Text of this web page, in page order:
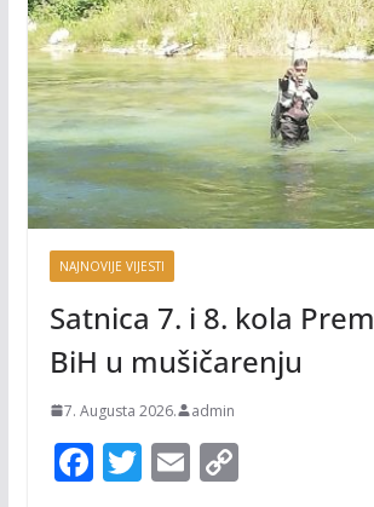
NAJNOVIJE VIJESTI
Satnica 7. i 8. kola
BiH u mušičarenju
7. Augusta 2026. admin
F T E C